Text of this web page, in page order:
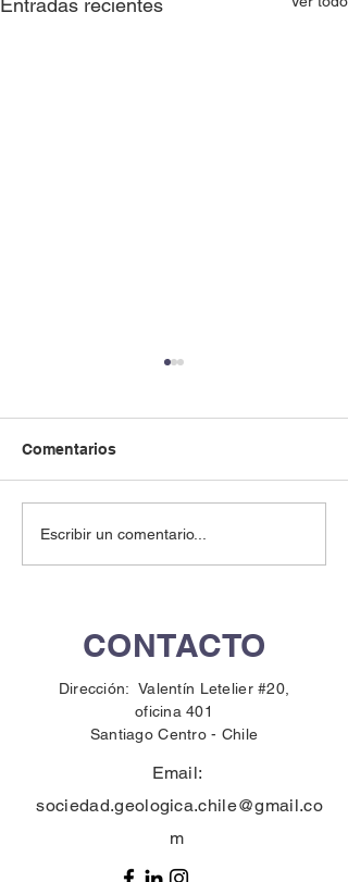
Entradas recientes
- III Simposio Chileno de
Volcanología
Comentarios
Escribir un comentario...
CONTACTO
Dirección: Valentín Letelier #20,
oficina 401
Santiago Centro - Chile
Email:
sociedad.geologica.chile@gmail.co
m